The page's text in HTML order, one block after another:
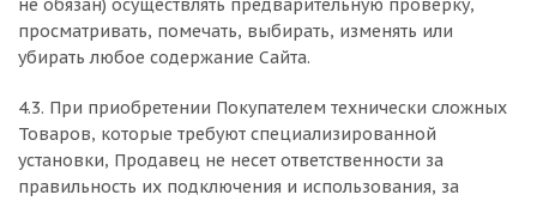
не обязан) осуществлять предварительную проверку,
просматривать, помечать, выбирать, изменять или
убирать любое содержание Сайта.
4.3. При приобретении Покупателем технически сложных
Товаров, которые требуют специализированной
установки, Продавец не несет ответственности за
правильность их подключения и использования, за